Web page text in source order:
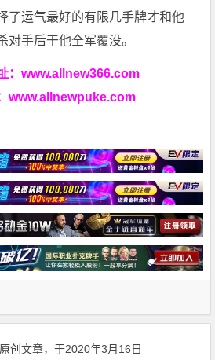
了运气最好的有限几手牌才和他
对手后干他全军覆没。
：www.allnew366.com
www.allnewpuke.com
创文章，于2020年3月16日